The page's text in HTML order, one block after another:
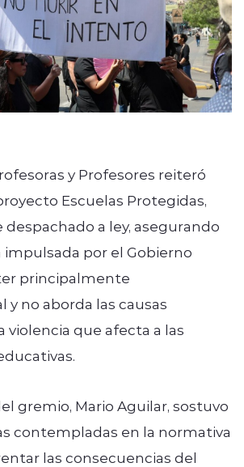
y Profesores reiteró
Escuelas Protegidas,
a ley, asegurando
impulsada por el Gobierno
principalmente
y no aborda las causas
violencia que afecta a las
gremio, Mario Aguilar, sostuvo
contempladas en la normativa
las consecuencias del